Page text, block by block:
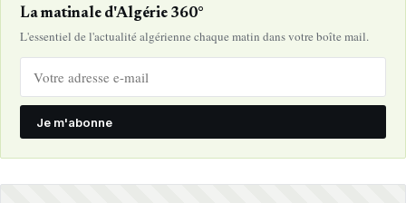
La matinale d'Algérie 360°
L'essentiel de l'actualité algérienne chaque matin dans votre boîte mail.
Je m'abonne